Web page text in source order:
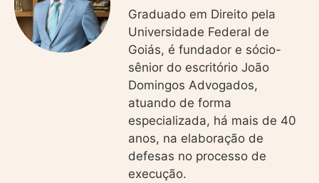
Graduado em Direito pela
Universidade Federal de
Goiás, é fundador e sócio-
sênior do escritório João
Domingos Advogados,
atuando de forma
especializada, há mais de 40
anos, na elaboração de
defesas no processo de
execução.